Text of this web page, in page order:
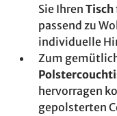
Sie Ihren
passend zu
individuelle
Zum
hervorragen
gepolsterten